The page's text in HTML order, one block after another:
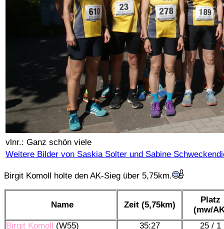
vlnr.: Ganz schön viele
Weitere Bilder von Saskia Solter und Sabine
Birgit Komoll holte den AK-Sieg über 5,75km.
Name Zeit (5,75km)
Platz
(mw/
Birgit Komoll (W55) 35:27 25 / 1